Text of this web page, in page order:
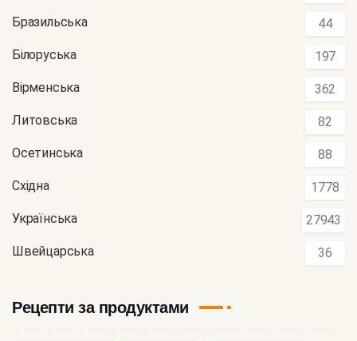
Бразильська 44
Білоруська 197
Вірменська 362
Литовська 82
Осетинська 88
Східна 1778
Українська 27943
Швейцарська 36
Рецепти за продуктами